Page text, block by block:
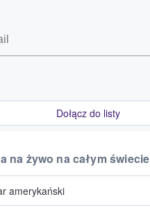
Dołącz do listy
na żywo na całym świecie
amerykański